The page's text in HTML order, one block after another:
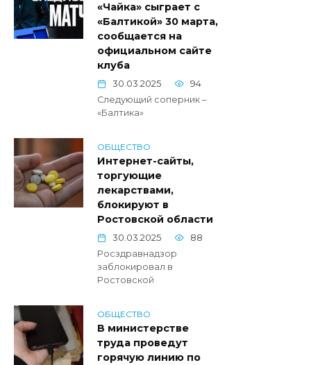
«Чайка» сыграет с
«Балтикой» 30 марта,
сообщается на
официальном сайте
клуба
30.03.2025
94
Следующий соперник –
«Балтика»
ОБЩЕСТВО
Интернет-сайты,
торгующие
лекарствами,
блокируют в
Ростовской области
30.03.2025
88
Росздравнадзор
заблокировал в
Ростовской
ОБЩЕСТВО
В министерстве
труда проведут
горячую линию по